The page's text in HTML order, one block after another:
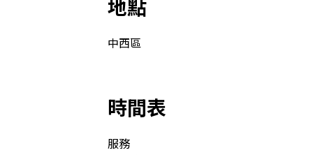
地點
中西區
時間表
服務